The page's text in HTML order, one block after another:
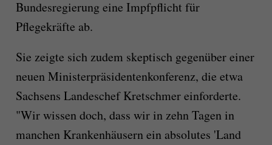
Bundesregierung eine Impfpflicht für
Pflegekräfte ab.
Sie zeigte sich zudem skeptisch gegenüber einer
neuen Ministerpräsidentenkonferenz, die etwa
Sachsens Landeschef Kretschmer einforderte.
"Wir wissen doch, dass wir in zehn Tagen in
manchen Krankenhäusern ein absolutes 'Land